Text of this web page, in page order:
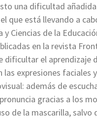
una dificultad
que está llevando a
Ciencias de la
en la revista
dificultar el aprendizaje
expresiones faciales
además de
gracias a los
de la mascarilla, salvo